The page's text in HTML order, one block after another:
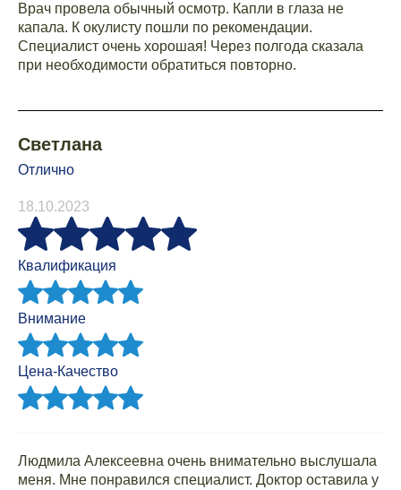
Врач провела обычный осмотр. Капли в глаза не
капала. К окулисту пошли по рекомендации.
Специалист очень хорошая! Через полгода сказала
при необходимости обратиться повторно.
Светлана
Отлично
18.10.2023
Квалификация
Внимание
Цена-Качество
Людмила Алексеевна очень внимательно выслушала
меня. Мне понравился специалист. Доктор оставила у